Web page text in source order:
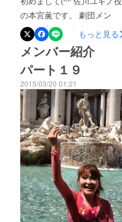
の本宮薫です。 劇団メン
バーからは、るぅ～ちゃん
彡と呼ばれています。 仕事
は、キャリアプロデュース
研究所で代表者として、介
護現場における離職減少の
ための支援事業、『ＮＯ！
離職』職員定着・成長プロ
グラムを四国初！開発発信
しております。 介護施設の
環境改善や人材定着へ向け
てのプログラムにより、愛
する故郷愛媛が高齢者や、
その家族にとって安心・尊
厳できる介護環境になるた
もっと見る
メンバー紹介
パート１９
2015/03/20 01:21